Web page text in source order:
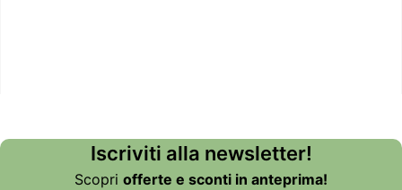
Iscriviti alla newsletter!
Scopri offerte e sconti in anteprima!